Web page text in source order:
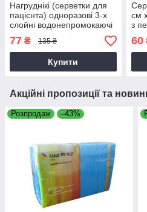
Нагруднікі (серветки для
пацієнта) одноразові 3-х
слойні водонепромокаючі
BLACKSEAMED™, сині,
50шт
77 ₴ 135 ₴
Купити
см
з
-
60
Акційні пропозиції та
Розпродаж –43%